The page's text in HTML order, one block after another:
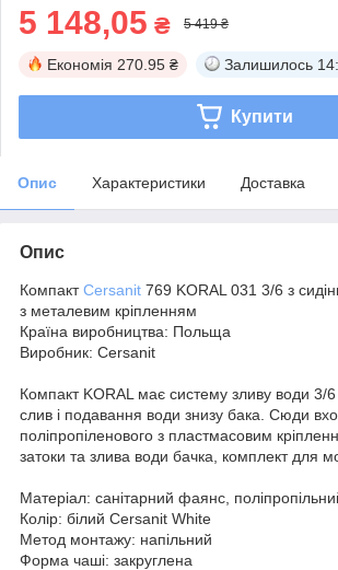
5 148,05 ₴ 5 419 ₴
Економія 270.95 ₴ Залишилось
Купити
Опис Характеристики Доставка
Опис
КомпактCersanit 769 KORAL 031 3/6 з
з металевим кріпленням
Країна виробництва: Польща
Виробник: Cersanit
Компакт KORAL має систему зливу води 3/6
слив і подавання води знизу бака. Сюди
поліпропіленового з пластмасовим
затоки та злива води бачка, комплект для
Матеріал: санітарний фаянс,
Колір: білий Cersanit White
Метод монтажу: напільний
Форма чаші: закруглена